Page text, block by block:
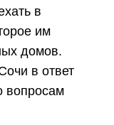
в
им
домов.
в ответ
вопросам